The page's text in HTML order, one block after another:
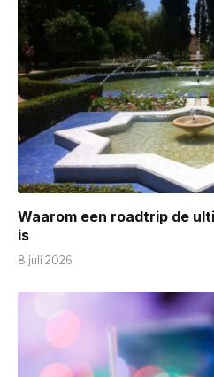
Waarom een roadtrip de
is
8 juli 2026